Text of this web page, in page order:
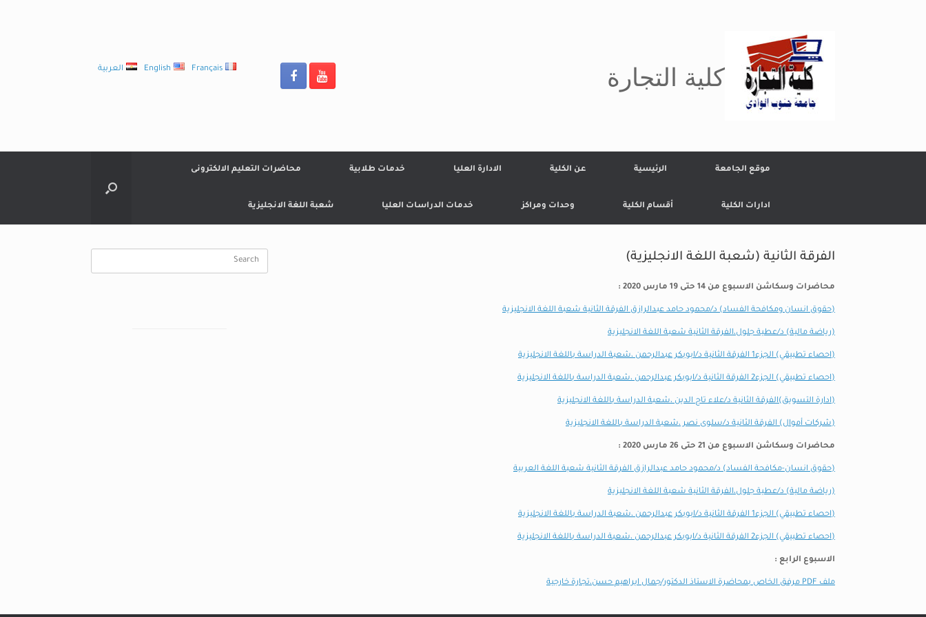
كلية التجارة العربية English Français
موقع الجامعة الرئيسية عن الكلية الادارة العليا خدمات طلابية محاضرات التعليم الالكترونى
ادارات الكلية أقسام الكلية وحدات ومراكز خدمات الدراسات العليا شعبة اللغة الانجليزية
الفرقة الثانية (شعبة اللغة الانجليزية)
محاضرات وسكاشن الاسبوع من 14 حتى 19 مارس 2020 :
(حقوق انسان ومكافحة الفساد) د/محمود حامد عبدالرازق الفرقة الثانية شعبة اللغة الانجليزية
(رياضة مالية) د/عطية جلول،الفرقة الثانية شعبة اللغة الانجليزية
(احصاء تطبيقي) الجزء1 الفرقة الثانية د/ابوبكر عبدالرحمن ،شعبة الدراسة باللغة الانجليزية
(احصاء تطبيقي) الجزء2 الفرقة الثانية د/ابوبكر عبدالرحمن ،شعبة الدراسة باللغة الانجليزية
(ادارة التسويق)الفرقة الثانية د/علاء تاج الدين ،شعبة الدراسة باللغة الانجليزية
(شركات أموال) الفرقة الثانية د/سلوى نصر ،شعبة الدراسة باللغة الانجليزية
محاضرات وسكاشن الاسبوع من 21 حتى 26 مارس 2020 :
(حقوق انسان-مكافحة الفساد) د/محمود حامد عبدالرازق الفرقة الثانية شعبة اللغة العربية
(رياضة مالية) د/عطية جلول،الفرقة الثانية شعبة اللغة الانجليزية
(احصاء تطبيقي) الجزء1 الفرقة الثانية د/ابوبكر عبدالرحمن ،شعبة الدراسة باللغة الانجليزية
(احصاء تطبيقي) الجزء2 الفرقة الثانية د/ابوبكر عبدالرحمن ،شعبة الدراسة باللغة الانجليزية
الاسبوع الرابع :
ملف PDF مرفق الخاص بمحاضرة الاستاذ الدكتور/جمال ابراهيم حسن،تجارة خارجية
Search